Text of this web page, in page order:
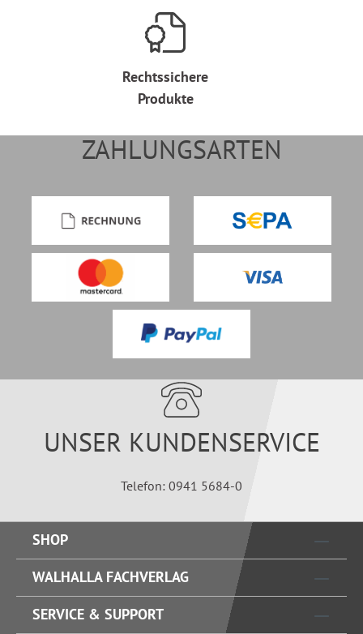
Rechtssichere
Produkte
ZAHLUNGSARTEN
UNSER KUNDENSERVICE
Telefon: 0941 5684-0
SHOP
WALHALLA FACHVERLAG
SERVICE & SUPPORT